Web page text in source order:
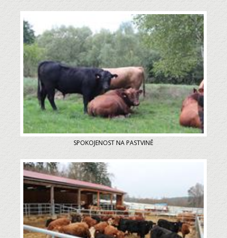
SPOKOJENOST NA PASTVINĚ